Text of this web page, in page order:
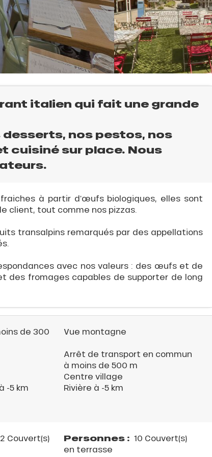
italien qui fait une grande
nos pestos, nos
cuisiné sur place. Nous
à partir d’œufs biologiques, elles sont
client, tout comme nos pizzas.
transalpins remarqués par des appellations
avec nos valeurs : des œufs et de
des fromages capables de supporter de long
de 300 Vue montagne
Arrêt de transport en commun
à moins de 500 m
Centre village
-5 km
Rivière à -5 km
Couvert(s) Personnes : 10 Couvert(s)
en terrasse